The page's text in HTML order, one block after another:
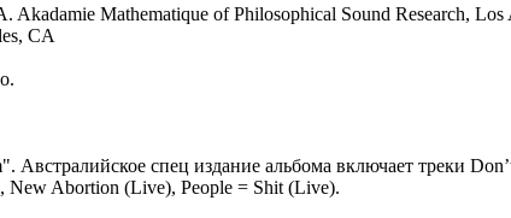
Mathematique of Philosophical Sound Research,
CA
Австралийское спец издание альбома включает треки
New Abortion (Live), People = Shit (Live).